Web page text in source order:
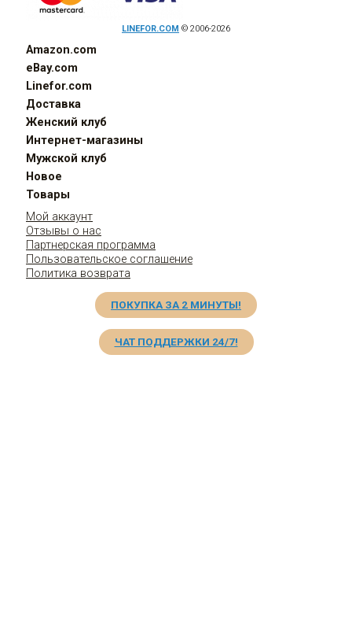
LINEFOR.COM © 2006-2026
Amazon.com
eBay.com
Linefor.com
Доставка
Женский клуб
Интернет-магазины
Мужской клуб
Новое
Товары
Мой аккаунт
Отзывы о нас
Партнерская программа
Пользовательское соглашение
Политика возврата
ПОКУПКА ЗА 2 МИНУТЫ!
ЧАТ ПОДДЕРЖКИ 24/7!